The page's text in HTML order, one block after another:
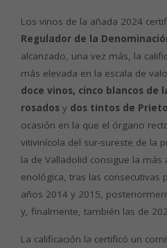
Los vinos de la añada 2024
Regulador de la
alcanzado, una vez más, la
más elevada en la escala de
doce vinos, cinco blancos de
rosados y dos tintos de
ocasión en la que el órgano
vitivinícola del sur-sureste de la
la de Valladolid consigue la más
enológica, tras las consecutivas
años 2014 y 2015,
y, finalmente, también las de
La calificación la certificó un